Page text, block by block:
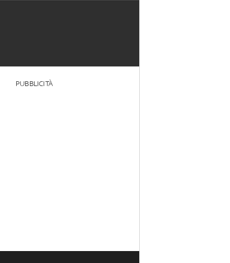
PUBBLICITÀ